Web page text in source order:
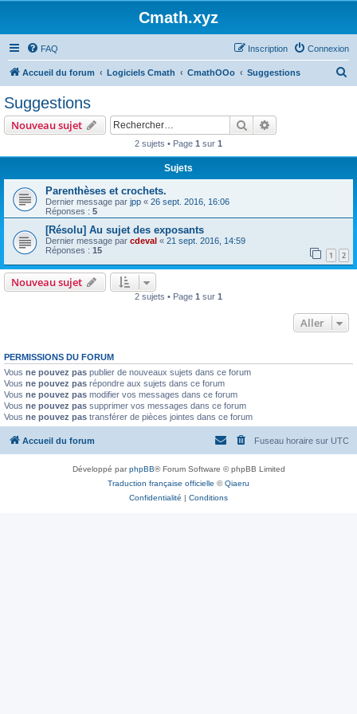
Cmath.xyz
FAQ Connexion
Inscription
Accueil du forum Logiciels Cmath CmathOOo Suggestions
Suggestions
Nouveau sujet Rechercher
2 sujets • Page 1 sur 1
Sujets
Parenthèses et crochets.
Dernier message par jpp « 26 sept. 2016, 16:06
Réponses : 5
[Résolu] Au sujet des exposants
Dernier message par cdeval « 21 sept. 2016, 14:59
Réponses : 15 1 2
Nouveau sujet
2 sujets • Page 1 sur 1
Aller
PERMISSIONS DU FORUM
Vous ne pouvez pas publier de nouveaux sujets dans ce forum
Vous ne pouvez pas répondre aux sujets dans ce forum
Vous ne pouvez pas modifier vos messages dans ce forum
Vous ne pouvez pas supprimer vos messages dans ce forum
Vous ne pouvez pas transférer de pièces jointes dans ce forum
Accueil du forum Fuseau horaire sur UTC
Développé parphpBB® Forum Software © phpBB Limited
Traduction française officielle ©Qiaeru
Confidentialité | Conditions